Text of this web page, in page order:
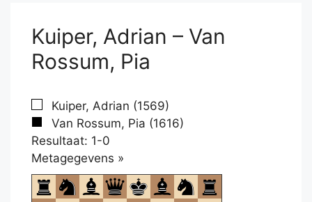
Kuiper, Adrian – Van
Rossum, Pia
Kuiper, Adrian (1569)
Van Rossum, Pia (1616)
Resultaat: 1-0
Metagegevens »
om
te